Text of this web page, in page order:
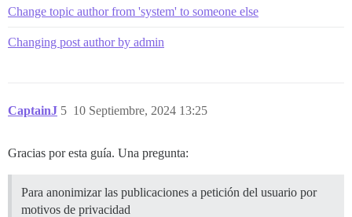
Change topic author from 'system' to someone else
Changing post author by admin
CaptainJ 10 Septiembre, 2024 13:25
5
Gracias por esta guía. Una pregunta:
Para anonimizar las publicaciones a petición del usuario por
motivos de privacidad